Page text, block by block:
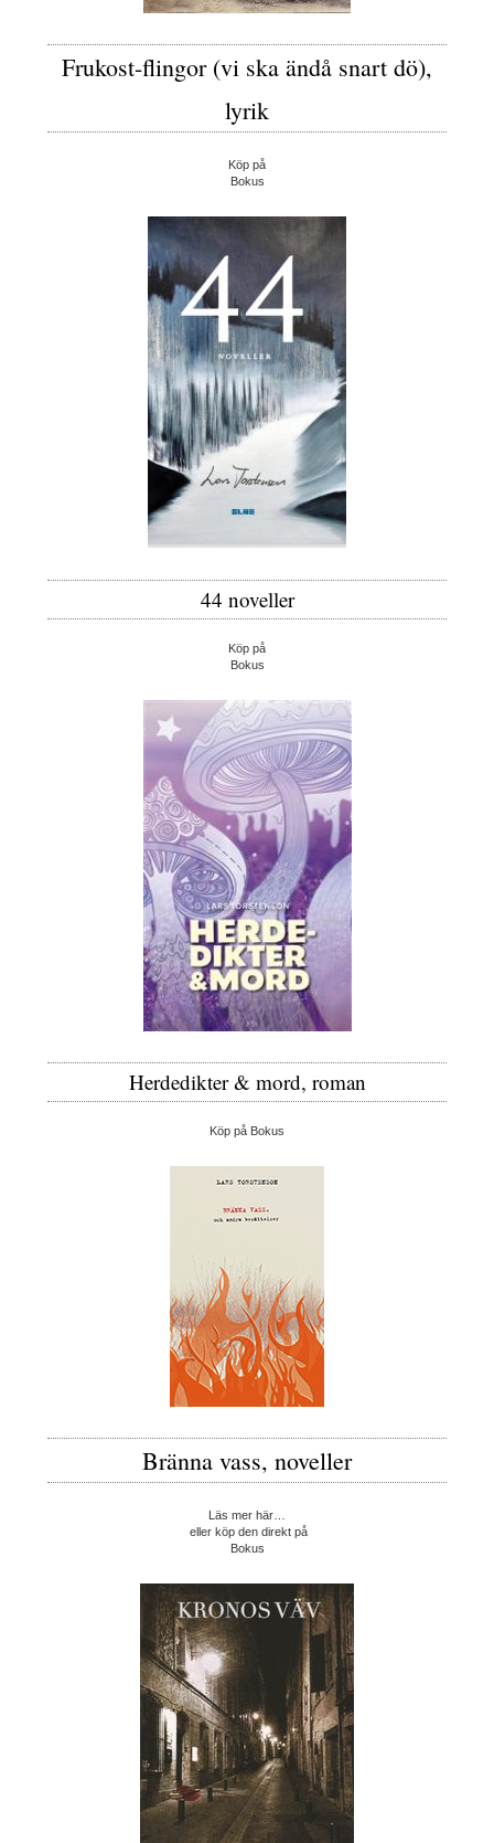
Frukost-flingor (vi ska ändå snart dö),
lyrik
Köp på
Bokus
44 noveller
Köp på
Bokus
Herdedikter & mord, roman
Köp på Bokus
Bränna vass, noveller
Läs mer här…
eller köp den direkt på
Bokus